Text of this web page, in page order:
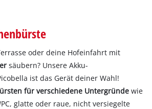
oder deine Hofeinfahrt mit
säubern? Unsere Akku-
ist das Gerät deiner Wahl!
für verschiedene Untergründe wie
glatte oder raue, nicht versiegelte